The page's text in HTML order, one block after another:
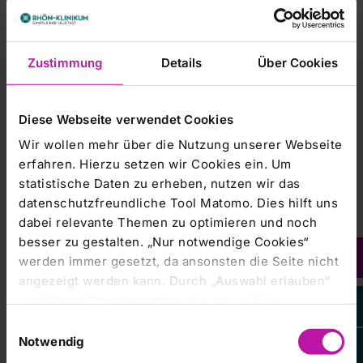
Zustimmung Details Über Cookies
Diese Webseite verwendet Cookies
Wir wollen mehr über die Nutzung unserer Webseite
erfahren. Hierzu setzen wir Cookies ein. Um
statistische Daten zu erheben, nutzen wir das
datenschutzfreundliche Tool Matomo. Dies hilft uns
dabei relevante Themen zu optimieren und noch
besser zu gestalten. „Nur notwendige Cookies“
werden immer gesetzt, da ansonsten die Seite nicht
angezeigt werden kann. Durch „Auswahl erlauben“
erlauben Sie alle eingesetzten Cookies. Sie können
Ihre
Notwendig
Patientenseminar | 40 Jahre Herzmedizin | 21.
September 2024
Anlässlich dieses Jubiläums fand am RHÖN-KLINIKUM
Campus Bad Neustadt ein Patientenseminar statt. Die
Teilnehmenden über Diagnostik- und
Therapiemöglichkeiten, die sich aus den aktuellen
Behandlungsmethoden in der Herzmedizin ergeben.
Bildergalerie
Presse | Medien